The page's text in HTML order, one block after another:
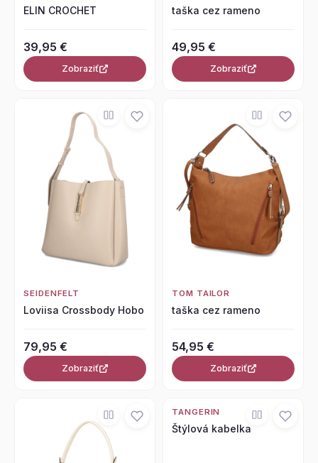
ELIN CROCHET
39,95 €
Zobraziť
taška cez rameno
49,95 €
Zobraziť
SEIDENFELT
Loviisa Crossbody Hobo
79,95 €
Zobraziť
TOM TAILOR
taška cez rameno
54,95 €
Zobraziť
TANGERIN
Štýlová kabelka